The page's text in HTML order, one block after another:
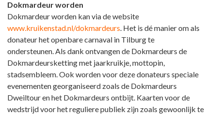
Dokmardeur worden
Dokmardeur worden kan via de website
www.kruikenstad.nl/dokmardeurs . Het is dé manier om als
donateur het openbare carnaval in Tilburg te
ondersteunen. Als dank ontvangen de Dokmardeurs de
Dokmardeursketting met jaarkruikje, mottopin,
stadsembleem. Ook worden voor deze donateurs speciale
evenementen georganiseerd zoals de Dokmardeurs
Dweiltour en het Dokmardeurs ontbijt. Kaarten voor de
wedstrijd voor het reguliere publiek zijn zoals gewoonlijk te